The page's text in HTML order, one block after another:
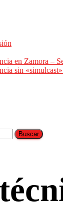
en Zamora –
sin